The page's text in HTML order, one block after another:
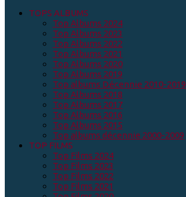
TOPS ALBUMS
Top Albums 2024
Top Albums 2023
Top Albums 2022
Top Albums 2021
Top Albums 2020
Top Albums 2019
Top albums Décennie 2010-2019
Top Albums 2018
Top Albums 2017
Top Albums 2016
Top Albums 2015
Top albums décennie 2000-2009
TOP FILMS
Top Films 2024
Top Films 2023
Top Films 2022
Top Films 2021